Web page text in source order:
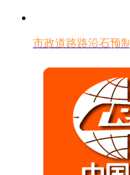
市政道路路沿石预制